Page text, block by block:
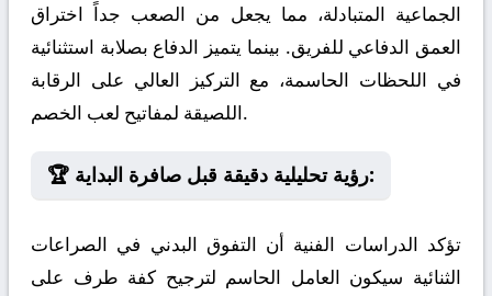
الجماعية المتبادلة، مما يجعل من الصعب جداً اختراق
العمق الدفاعي للفريق. بينما يتميز الدفاع بصلابة استثنائية
في اللحظات الحاسمة، مع التركيز العالي على الرقابة
اللصيقة لمفاتيح لعب الخصم.
🏆 رؤية تحليلية دقيقة قبل صافرة البداية:
تؤكد الدراسات الفنية أن التفوق البدني في الصراعات
الثنائية سيكون العامل الحاسم لترجيح كفة طرف على